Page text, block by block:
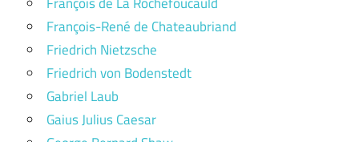
François-René de Chateaubriand
Friedrich Nietzsche
Friedrich von Bodenstedt
Gabriel Laub
Gaius Julius Caesar